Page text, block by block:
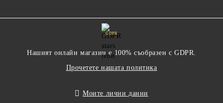
GDPR
Нашият онлайн магазин е 100% съобразен с GDPR.
Прочетете нашата политика
Моите лични данни